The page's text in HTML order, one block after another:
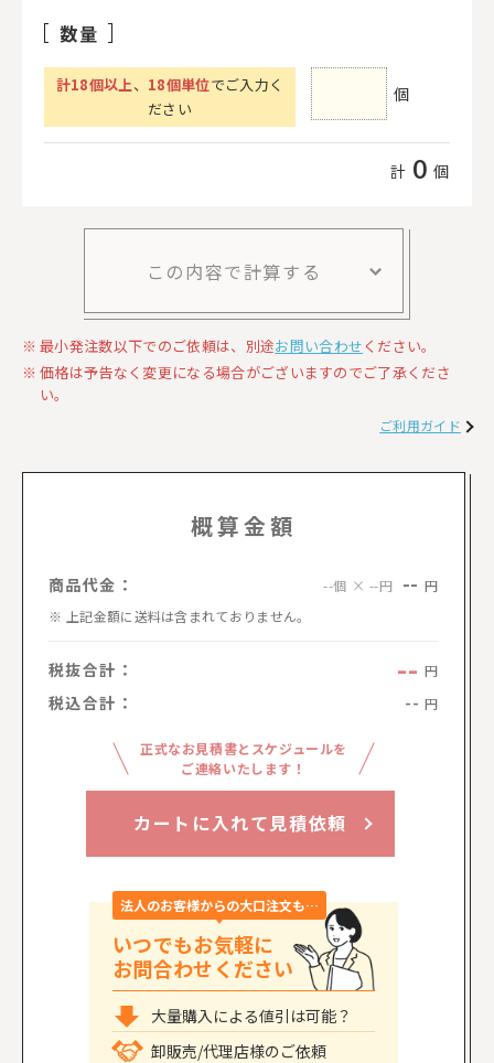
数量
計18個以上、 18個単位でご入力く
ださい
個
計 0 個
この内容で計算する
最小発注数以下でのご依頼は、別途お問い合わせください。
価格は予告なく変更になる場合がございますのでご了承くださ
い。
ご利用ガイド
概算金額
商品代金： --個 × --円 -- 円
上記金額に送料は含まれておりません。
税抜合計： -- 円
税込合計： -- 円
正式なお見積書とスケジュールを
ご連絡いたします！
カートに入れて見積依頼
法人のお客様からの大口注文も…
いつでもお気軽に
お問合わせください
大量購入による値引は可能？
卸販売/代理店様のご依頼